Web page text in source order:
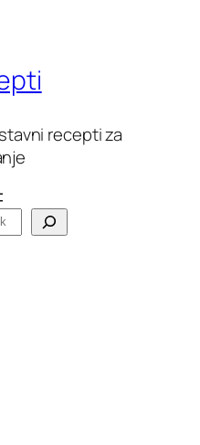
recepti za